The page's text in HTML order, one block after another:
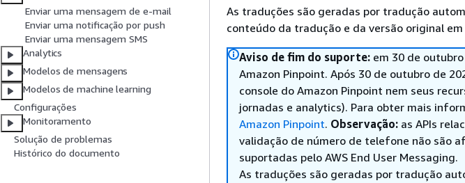
Enviar uma mensagem de e-mail
Enviar uma notificação por push
Enviar uma mensagem SMS
Analytics
Modelos de mensagens
Modelos de machine learning
Configurações
Monitoramento
Solução de problemas
Histórico do documento
As traduções são geradas por tradução
conteúdo da tradução e da versão original
Aviso de fim do suporte: em 30 de
Amazon Pinpoint. Após 30 de outubro de
console do Amazon Pinpoint nem seus
jornadas e analytics). Para obter mais
Amazon Pinpoint. Observação: as APIs
validação de número de telefone não são
suportadas pelo AWS End User Messaging.
As traduções são geradas por tradução